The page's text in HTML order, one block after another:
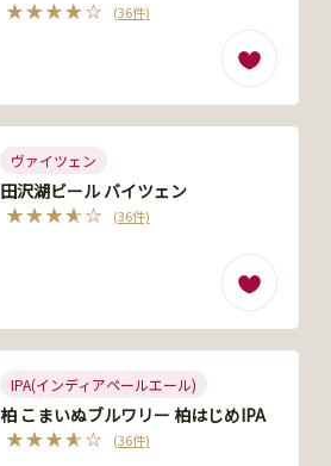
(36件)
ヴァイツェン
田沢湖ビール バイツェン
(36件)
IPA(インディアペールエール)
柏 こまいぬブルワリー 柏はじめIPA
(36件)